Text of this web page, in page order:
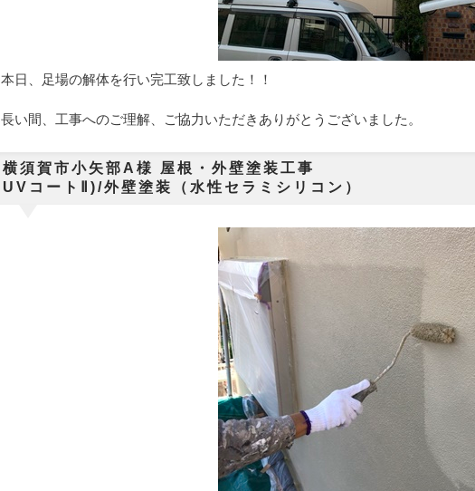
本日、足場の解体を行い完工致しました！！
長い間、工事へのご理解、ご協力いただきありがとうございました。
横須賀市小矢部A様 屋根・外壁塗
UVコートⅡ)/外壁塗装（水性セラミシリコン）